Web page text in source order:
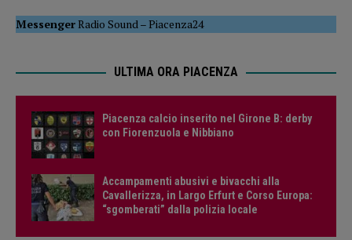
MessengerRadio Sound –Piacenza24
ULTIMA ORA PIACENZA
Piacenza calcio inserito nel Girone B: derby
con Fiorenzuola e Nibbiano
Accampamenti abusivi e bivacchi alla
Cavallerizza, in Largo Erfurt e Corso Europa:
“sgomberati” dalla polizia locale